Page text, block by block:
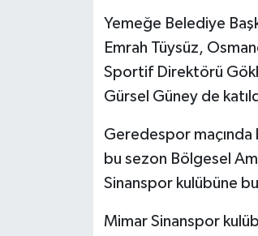
Yemeğe Belediye
Emrah Tüysüz,
Sportif Direktörü
Gürsel Güney de
Geredespor maçında
bu sezon Bölgesel
Sinanspor kulübüne
Mimar Sinanspor